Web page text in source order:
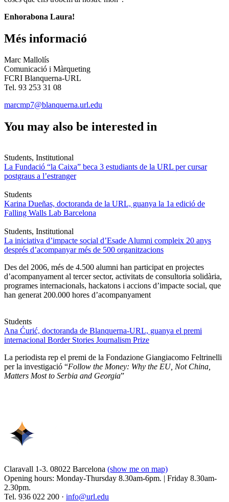
Enhorabona Laura!
Més informació
Marc Mallolís
Comunicació i Màrqueting
FCRI Blanquerna-URL
Tel. 93 253 31 08
marcmp7@blanquerna.url.edu
You may also be interested in
Students, Institutional
La Fundació “la Caixa” beca 3 estudiants de la URL per cursar
postgraus a l’estranger
Students
Karina Dueñas, doctoranda de la URL, guanya la 1a edició de
Falling Walls Lab Barcelona
Students, Institutional
La iniciativa d’impacte social d’Esade Alumni compleix 20 anys
després d’acompanyar més de 500 organitzacions
Des del 2006, més de 4.500 alumni han participat en projectes
d’acompanyament al tercer sector, activitats de consultoria solidària,
programes internacionals, hackatons i accions d’impacte social, que
han generat 200.000 hores d’acompanyament
Students
Ana Ćurić, doctoranda de Blanquerna-URL, guanya el premi
internacional Border Stories Journalism Prize
La periodista rep el premi de la Fondazione Giangiacomo Feltrinelli
per la investigació “Follow the Money: Why the EU, Not China,
Matters Most to Serbia and Georgia”
Claravall 1-3. 08022 Barcelona (show me on map)
Opening hours: Monday-Thursday 8.30am-6pm. | Friday 8.30am-
2.30pm.
Tel. 936 022 200 · info@url.edu